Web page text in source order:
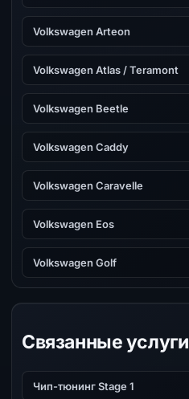
Volkswagen Arteon
Volkswagen Atlas / Teramont
Volkswagen Beetle
Volkswagen Caddy
Volkswagen Caravelle
Volkswagen Eos
Volkswagen Golf
Связанные услуги
Чип-тюнинг Stage 1